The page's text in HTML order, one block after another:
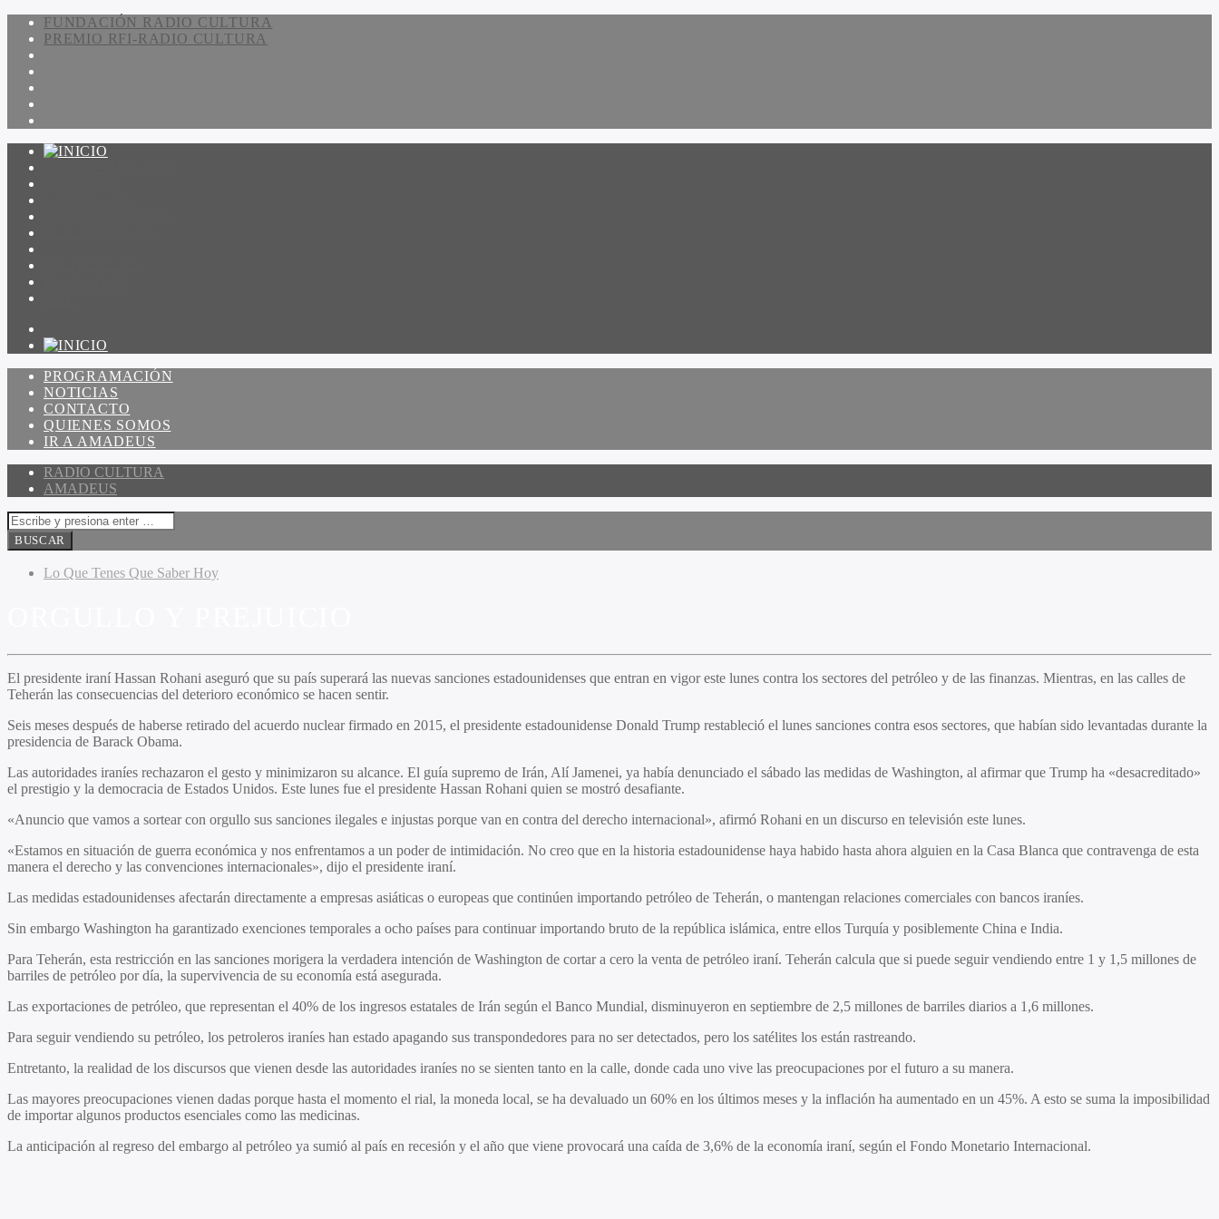
FUNDACIÓN RADIO CULTURA
PREMIO RFI-RADIO CULTURA
PROGRAMACIÓN
NOTICIAS
CONTACTO
QUIENES SOMOS
IR A AMADEUS
RADIO CULTURA
AMADEUS
Lo Que Tenes Que Saber Hoy
El presidente iraní Hassan Rohani aseguró que su país superará las nuevas sanciones estadounidenses que entran en vigor este lunes contra los sectores del petróleo y de las finanzas. Mientras, en las calles de
Teherán las consecuencias del deterioro económico se hacen sentir.
Seis meses después de haberse retirado del acuerdo nuclear firmado en 2015, el presidente estadounidense Donald Trump restableció el lunes sanciones contra esos sectores, que habían sido levantadas durante la
presidencia de Barack Obama.
Las autoridades iraníes rechazaron el gesto y minimizaron su alcance. El guía supremo de Irán, Alí Jamenei, ya había denunciado el sábado las medidas de Washington, al afirmar que Trump ha «desacreditado»
el prestigio y la democracia de Estados Unidos. Este lunes fue el presidente Hassan Rohani quien se mostró desafiante.
«Anuncio que vamos a sortear con orgullo sus sanciones ilegales e injustas porque van en contra del derecho internacional», afirmó Rohani en un discurso en televisión este lunes.
«Estamos en situación de guerra económica y nos enfrentamos a un poder de intimidación. No creo que en la historia estadounidense haya habido hasta ahora alguien en la Casa Blanca que contravenga de esta
manera el derecho y las convenciones internacionales», dijo el presidente iraní.
Las medidas estadounidenses afectarán directamente a empresas asiáticas o europeas que continúen importando petróleo de Teherán, o mantengan relaciones comerciales con bancos iraníes.
Sin embargo Washington ha garantizado exenciones temporales a ocho países para continuar importando bruto de la república islámica, entre ellos Turquía y posiblemente China e India.
Para Teherán, esta restricción en las sanciones morigera la verdadera intención de Washington de cortar a cero la venta de petróleo iraní. Teherán calcula que si puede seguir vendiendo entre 1 y 1,5 millones de
barriles de petróleo por día, la supervivencia de su economía está asegurada.
Las exportaciones de petróleo, que representan el 40% de los ingresos estatales de Irán según el Banco Mundial, disminuyeron en septiembre de 2,5 millones de barriles diarios a 1,6 millones.
Para seguir vendiendo su petróleo, los petroleros iraníes han estado apagando sus transpondedores para no ser detectados, pero los satélites los están rastreando.
Entretanto, la realidad de los discursos que vienen desde las autoridades iraníes no se sienten tanto en la calle, donde cada uno vive las preocupaciones por el futuro a su manera.
Las mayores preocupaciones vienen dadas porque hasta el momento el rial, la moneda local, se ha devaluado un 60% en los últimos meses y la inflación ha aumentado en un 45%. A esto se suma la imposibilidad
de importar algunos productos esenciales como las medicinas.
La anticipación al regreso del embargo al petróleo ya sumió al país en recesión y el año que viene provocará una caída de 3,6% de la economía iraní, según el Fondo Monetario Internacional.